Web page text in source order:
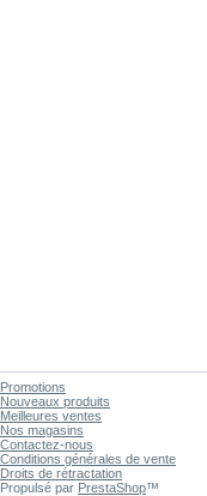
Promotions
Nouveaux produits
Meilleures ventes
Nos magasins
Contactez-nous
Conditions générales de vente
Droits de rétractation
Propulsé par PrestaShop™